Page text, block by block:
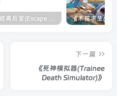
下一篇
《死神模拟器(Trainee
Death Simulator)》